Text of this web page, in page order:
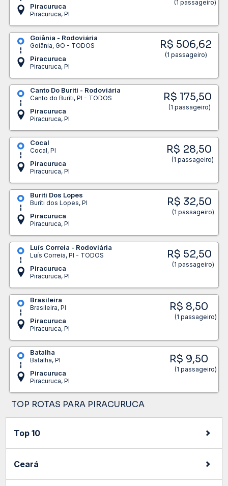
Piracuruca
Piracuruca, PI
(1 passageiro)
Goiânia - Rodoviária
Goiânia, GO - TODOS
Piracuruca
Piracuruca, PI
R$ 506,62
(1 passageiro)
Canto Do Buriti - Rodoviária
Canto do Buriti, PI - TODOS
Piracuruca
Piracuruca, PI
R$ 175,50
(1 passageiro)
Cocal
Cocal, PI
Piracuruca
Piracuruca, PI
R$ 28,50
(1 passageiro)
Buriti Dos Lopes
Buriti dos Lopes, PI
Piracuruca
Piracuruca, PI
R$ 32,50
(1 passageiro)
Luís Correia - Rodoviária
Luís Correia, PI - TODOS
Piracuruca
Piracuruca, PI
R$ 52,50
(1 passageiro)
Brasileira
Brasileira, PI
Piracuruca
Piracuruca, PI
R$ 8,50
(1 passageiro)
Batalha
Batalha, PI
Piracuruca
Piracuruca, PI
R$ 9,50
(1 passageiro)
TOP ROTAS PARA PIRACURUCA
Top 10
Ceará